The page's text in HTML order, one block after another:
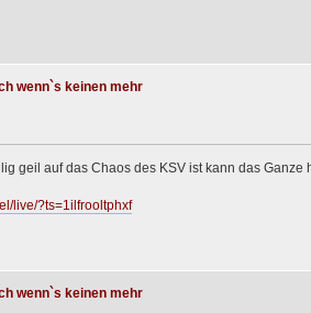
wenn`s keinen mehr
geil auf das Chaos des KSV ist kann das Ganze
live/?ts=1ilfrooltphxf
wenn`s keinen mehr